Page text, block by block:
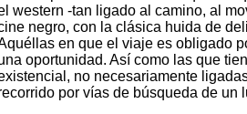
western -tan ligado al camino, al
negro, con la clásica huida de
en que el viaje es obligado
oportunidad. Así como las que
no necesariamente
por vías de búsqueda de un